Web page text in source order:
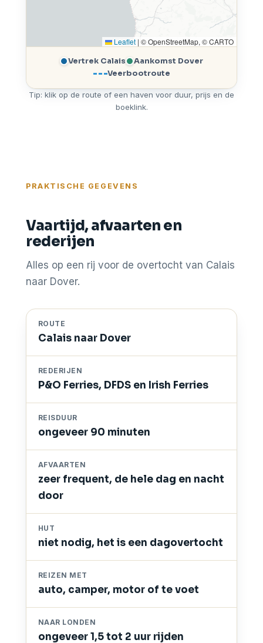
Leaflet | © OpenStreetMap, © CARTO
Vertrek Calais
Aankomst Dover
Veerbootroute
Tip: klik op de route of een haven voor duur, prijs en de
boeklink.
PRAKTISCHE GEGEVENS
Vaartijd, afvaarten en
rederijen
Alles op een rij voor de overtocht van Calais
naar Dover.
ROUTE
Calais naar Dover
REDERIJEN
P&O Ferries, DFDS en Irish Ferries
REISDUUR
ongeveer 90 minuten
AFVAARTEN
zeer frequent, de hele dag en nacht
door
HUT
niet nodig, het is een dagovertocht
REIZEN MET
auto, camper, motor of te voet
NAAR LONDEN
ongeveer 1,5 tot 2 uur rijden